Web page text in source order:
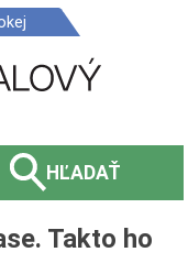
HĽADAŤ
Takto ho